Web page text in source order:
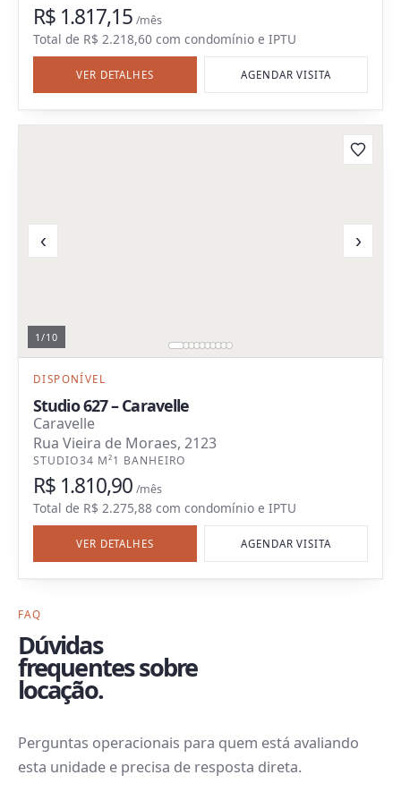
R$ 1.817,15 /mês
Total de R$ 2.218,60 com condomínio e IPTU
VER DETALHES AGENDAR VISITA
‹ ›
1 /10
DISPONÍVEL
Studio 627 – Caravelle
Caravelle
Rua Vieira de Moraes, 2123
STUDIO34 M²1 BANHEIRO
R$ 1.810,90 /mês
Total de R$ 2.275,88 com condomínio e IPTU
VER DETALHES AGENDAR VISITA
FAQ
Dúvidas
frequentes sobre
locação.
Perguntas operacionais para quem está avaliando
esta unidade e precisa de resposta direta.